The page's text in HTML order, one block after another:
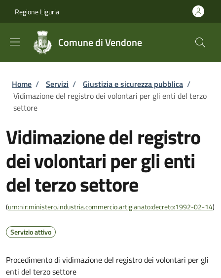
Regione Liguria
Comune di Vendone
Briciole di pane
Home / Servizi / Giustizia e sicurezza pubblica /
Vidimazione del registro dei volontari per gli enti del terzo
settore
Vidimazione del registro
dei volontari per gli enti
del terzo settore
(urn:nir:ministero.industria.commercio.artigianato:decreto:1992-02-14)
Servizio attivo
Procedimento di vidimazione del registro dei volontari per gli
enti del terzo settore